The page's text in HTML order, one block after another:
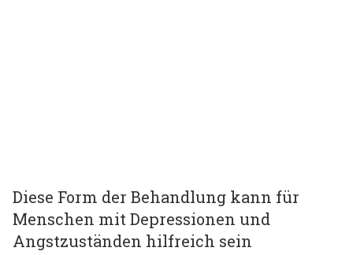
Diese Form der Behandlung kann für
Menschen mit Depressionen und
Angstzuständen hilfreich sein